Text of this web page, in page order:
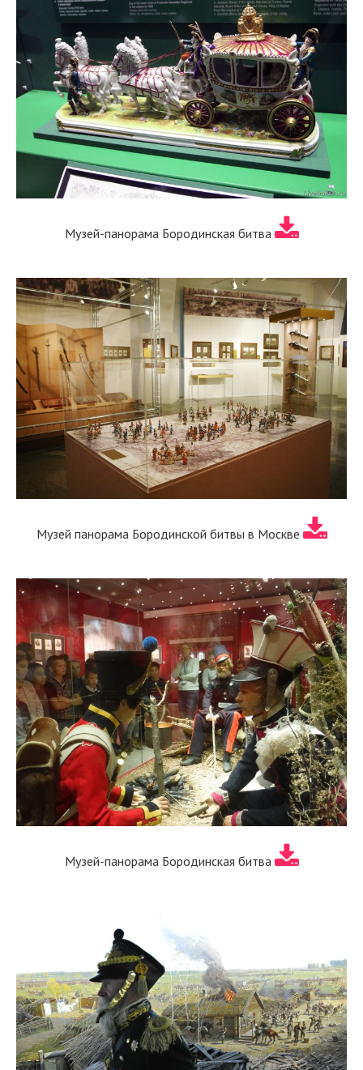
Музей-панорама Бородинская битва
Музей панорама Бородинской битвы в Москве
Музей-панорама Бородинская битва